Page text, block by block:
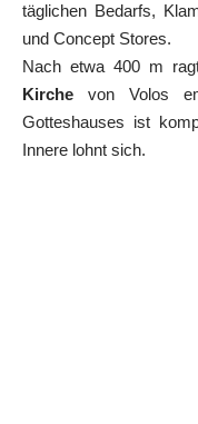
täglichen Bedarfs,
und Concept Stores.
Nach etwa 400 m
Kirche von Volos
Gotteshauses ist
Innere lohnt sich.